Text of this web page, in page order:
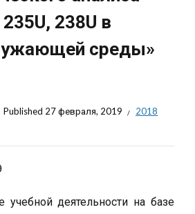
238U в
среды»
Published 27 февраля, 2019 2018
учебной деятельности на базе